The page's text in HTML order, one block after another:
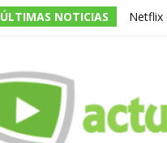
ÚLTIMAS NOTICIAS
Netflix